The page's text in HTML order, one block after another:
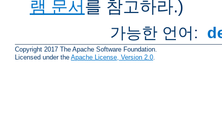
램 문서를 참고하라.)
가능한 언어:
Copyright 2017 The Apache Software Foundation.
Licensed under the Apache License, Version 2.0.